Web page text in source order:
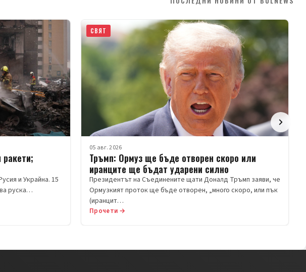
ракети;
и Украйна. 15
руска…
СВЯТ
05 авг. 2026
Тръмп: Ормуз ще бъде отворен скоро или
иранците ще бъдат ударени силно
Президентът на Съединените щати Доналд Тръмп заяви, че
Ормузкият проток ще бъде отворен, „много скоро, или пък
(иранцит…
Прочети →